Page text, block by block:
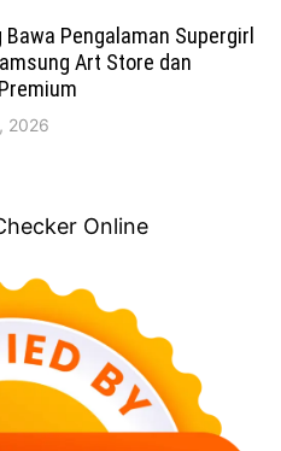
Bawa Pengalaman Supergirl
Art Store dan
2026
Online